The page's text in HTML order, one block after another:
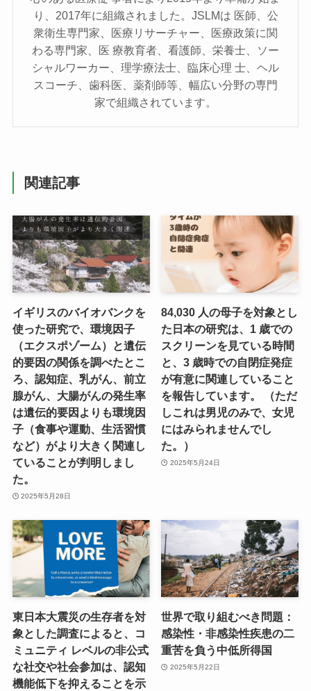
り、2017年に組織されました。JSLMは 医師、公
衆衛⽣専⾨家、医療リサーチャー、医療政策に関
わる専⾨家、医 療教育者、看護師、栄養⼠、ソー
シャルワーカー、理学療法⼠、臨床⼼理 ⼠、ヘル
スコーチ、⻭科医、薬剤師等、幅広い分野の専⾨
家で組織されています。
関連記事
イギリスのバイオバンクを
使った研究で、環境因子
（エクスポゾーム）と遺伝
的要因の関係を調べたとこ
ろ、認知症、乳がん、前立
腺がん、大腸がんの発生率
は遺伝的要因よりも環境因
子（食事や運動、生活習慣
など）がより大きく関連し
ていることが判明しまし
た。
2025年5月28日
84,030 人の母子を対象とし
た日本の研究は、1 歳での
スクリーンを見ている時間
と、3 歳時での自閉症発症
が有意に関連していること
を報告しています。 （ただ
しこれは男児のみで、女児
にはみられませんでし
た。）
2025年5月24日
東日本大震災の生存者を対
象とした調査によると、コ
ミュニティ レベルの非公式
な社交や社会参加は、認知
機能低下を抑えることを示
世界で取り組むべき問題：
感染性・非感染性疾患の二
重苦を負う中低所得国
2025年5月22日